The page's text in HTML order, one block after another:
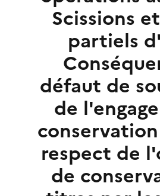
Scissions
partiels
défaut de
de
respect de
de